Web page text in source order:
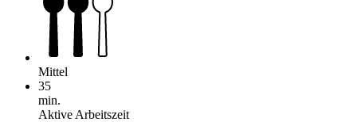
Mittel
35
min.
Aktive Arbeitszeit